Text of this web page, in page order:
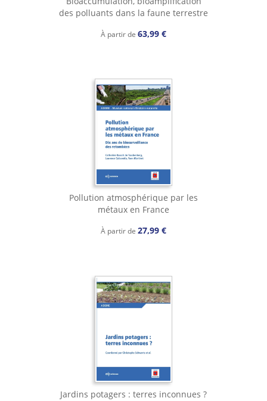
des polluants dans la faune terrestre
À partir de 63,99 €
Pollution atmosphérique par les
métaux en France
À partir de 27,99 €
Jardins potagers : terres inconnues ?